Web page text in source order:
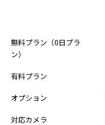
無料プラン（0日プラ
ン）
有料プラン
オプション
対応カメラ